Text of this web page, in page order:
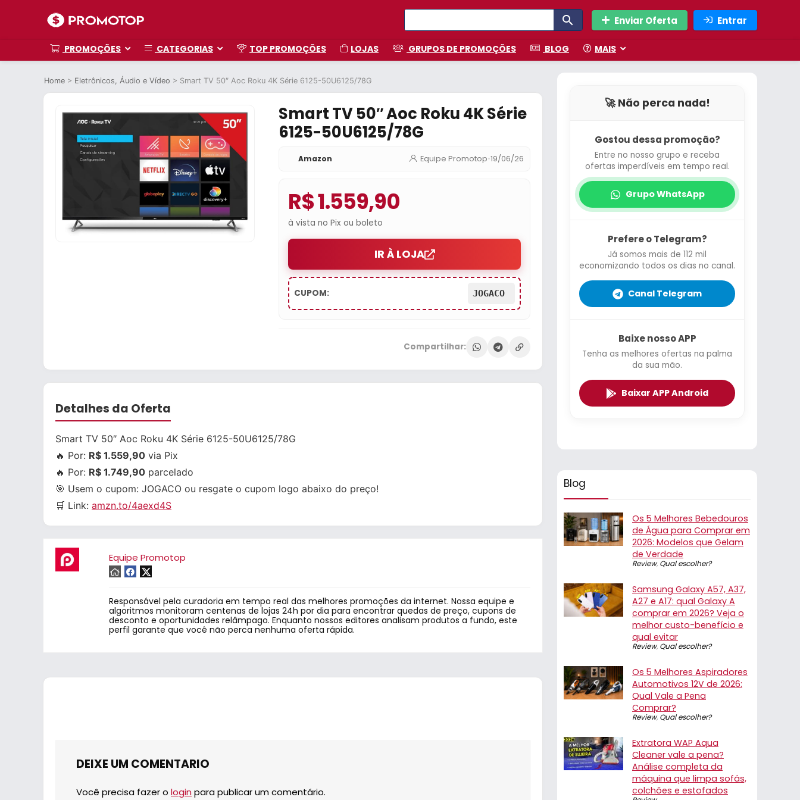
Enviar Oferta Entrar
PROMOÇÕES CATEGORIAS TOP PROMOÇÕES LOJAS GRUPOS DE PROMOÇÕES BLOG MAIS
Home > Eletrônicos, Áudio e Vídeo > Smart TV 50″ Aoc Roku 4K Série 6125-50U6125/78G
Smart TV 50″ Aoc Roku 4K Série
6125-50U6125/78G
Amazon Equipe Promotop•19/06/26
R$ 1.559,90
à vista no Pix ou boleto
IR À LOJA
CUPOM: JOGACO
Compartilhar:
Detalhes da Oferta
Smart TV 50″ Aoc Roku 4K Série 6125-50U6125/78G
🔥 Por: R$ 1.559,90 via Pix
🔥 Por: R$ 1.749,90 parcelado
🎯 Usem o cupom: JOGACO ou resgate o cupom logo abaixo do preço!
🛒 Link: amzn.to/4aexd4S
Equipe Promotop
Responsável pela curadoria em tempo real das melhores promoções da internet. Nossa equipe e
algoritmos monitoram centenas de lojas 24h por dia para encontrar quedas de preço, cupons de
desconto e oportunidades relâmpago. Enquanto nossos editores analisam produtos a fundo, este
perfil garante que você não perca nenhuma oferta rápida.
DEIXE UM COMENTARIO
Você precisa fazer o login para publicar um comentário.
🚀 Não perca nada!
Gostou dessa promoção?
Entre no nosso grupo e receba
ofertas imperdíveis em tempo real.
Grupo WhatsApp
Prefere o Telegram?
Já somos mais de 112 mil
economizando todos os dias no canal.
Canal Telegram
Baixe nosso APP
Tenha as melhores ofertas na palma
da sua mão.
Baixar APP Android
Blog
Os 5 Melhores Bebedouros
de Água para Comprar em
2026: Modelos que Gelam
de Verdade
Review, Qual escolher?
Samsung Galaxy A57, A37,
A27 e A17: qual Galaxy A
comprar em 2026? Veja o
melhor custo-benefício e
qual evitar
Review, Qual escolher?
Os 5 Melhores Aspiradores
Automotivos 12V de 2026:
Qual Vale a Pena
Comprar?
Review, Qual escolher?
Extratora WAP Aqua
Cleaner vale a pena?
Análise completa da
máquina que limpa sofás,
colchões e estofados